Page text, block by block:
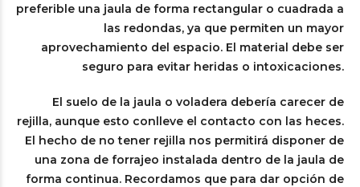
preferible una jaula de forma rectangular o cuadrada a
las redondas, ya que permiten un mayor
aprovechamiento del espacio. El material debe ser
seguro para evitar heridas o intoxicaciones.
El suelo de la jaula o voladera debería carecer de
rejilla, aunque esto conlleve el contacto con las heces.
El hecho de no tener rejilla nos permitirá disponer de
una zona de forrajeo instalada dentro de la jaula de
forma continua. Recordamos que para dar opción de